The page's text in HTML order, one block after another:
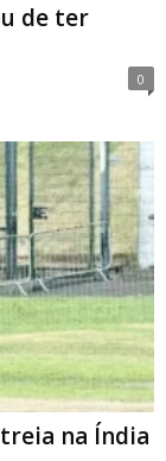
de ter
0
na Índia